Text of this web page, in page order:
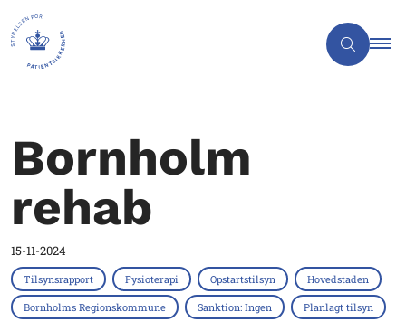
Bornholm
rehab
15-11-2024
Tilsynsrapport Fysioterapi Opstartstilsyn Hovedstaden
Bornholms Regionskommune Sanktion: Ingen Planlagt tilsyn